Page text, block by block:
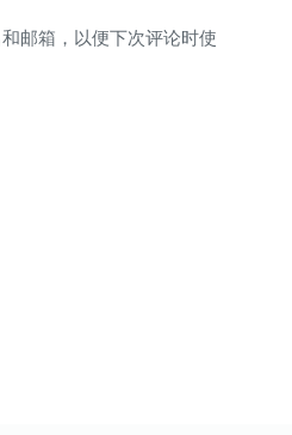
邮箱，以便下次评论时使